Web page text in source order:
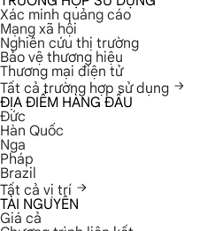
Xác minh quảng cáo
Mạng xã hội
Nghiên cứu thị trường
Bảo vệ thương hiệu
Thương mại điện tử
Tất cả trường hợp sử dụng
ĐỊA ĐIỂM HÀNG ĐẦU
Đức
Hàn Quốc
Nga
Pháp
Brazil
Tất cả vị trí
TÀI NGUYÊN
Giá cả